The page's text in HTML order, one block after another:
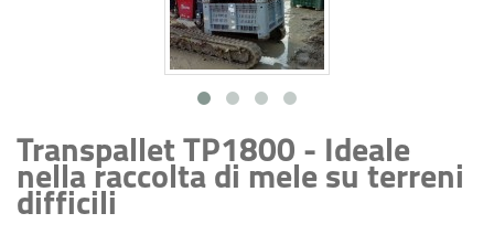
Transpallet TP1800 - Ideale
nella raccolta di mele su terreni
difficili